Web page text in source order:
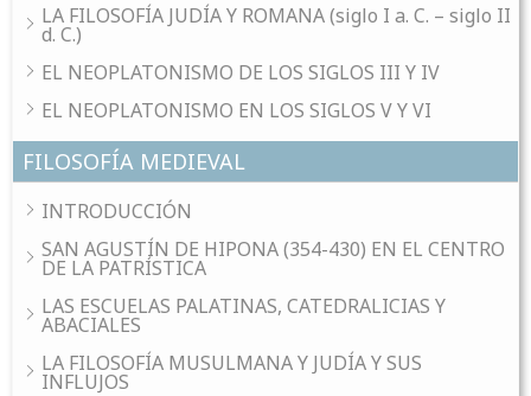
LA FILOSOFÍA JUDÍA Y ROMANA (siglo I a. C. – siglo II
d. C.)
EL NEOPLATONISMO DE LOS SIGLOS III Y IV
EL NEOPLATONISMO EN LOS SIGLOS V Y VI
FILOSOFÍA MEDIEVAL
INTRODUCCIÓN
SAN AGUSTÍN DE HIPONA (354-430) EN EL CENTRO
DE LA PATRÍSTICA
LAS ESCUELAS PALATINAS, CATEDRALICIAS Y
ABACIALES
LA FILOSOFÍA MUSULMANA Y JUDÍA Y SUS
INFLUJOS